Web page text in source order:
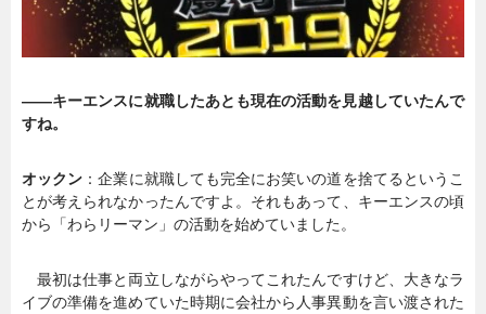
――キーエンスに就職したあとも現在の活動を見越していたんで
すね。
オックン ：企業に就職しても完全にお笑いの道を捨てるというこ
とが考えられなかったんですよ。それもあって、キーエンスの頃
から「わらリーマン」の活動を始めていました。
最初は仕事と両立しながらやってこれたんですけど、大きなラ
イブの準備を進めていた時期に会社から人事異動を言い渡された